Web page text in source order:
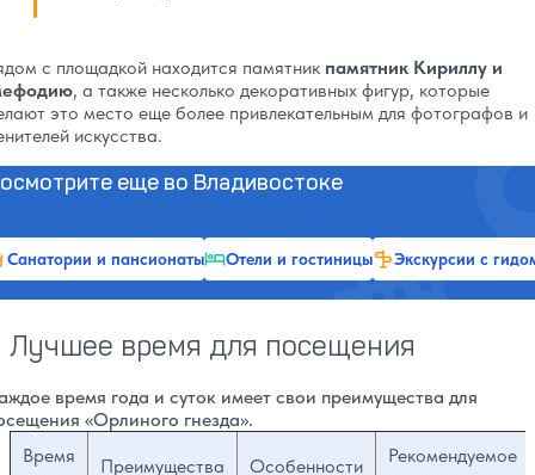
с площадкой находится памятник памятник Кириллу и
, а также несколько декоративных фигур, которые
это место еще более привлекательным для фотографов и
искусства.
еще во Владивостоке
Санатории и пансионаты Отели и гостиницы Экскурсии с
Лучшее время для посещения
время года и суток имеет свои преимущества для
«Орлиного гнезда».
Время
Преимущества Особенности
Рекомендуемое